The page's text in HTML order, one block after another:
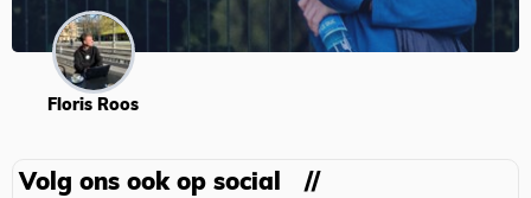
Floris Roos
Volg ons ook op social